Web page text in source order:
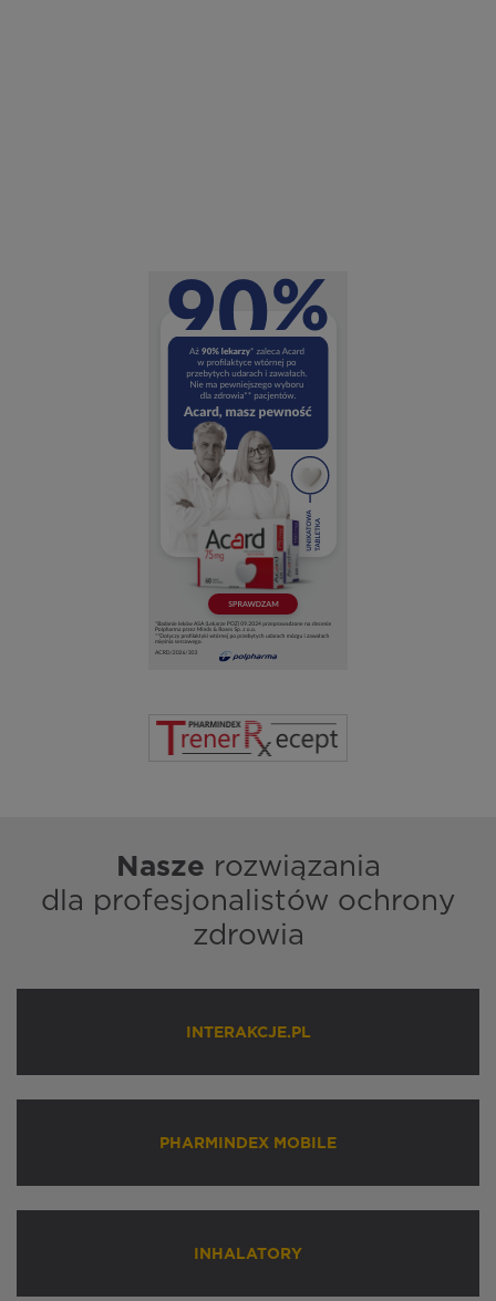
Nasze rozwiązania
dla profesjonalistów ochrony
zdrowia
INTERAKCJE.PL
PHARMINDEX MOBILE
INHALATORY